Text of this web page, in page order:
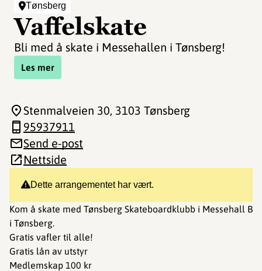
Tønsberg
Vaffelskate
Bli med å skate i Messehallen i Tønsberg!
Les mer
Dette arrangementet har vært.
Kom å skate med Tønsberg Skateboardklubb i Messehall B
i Tønsberg.
Gratis vafler til alle!
Gratis lån av utstyr
Medlemskap 100 kr
Stenmalveien 30, 3103 Tønsberg
95937911
Send e-post
Nettside